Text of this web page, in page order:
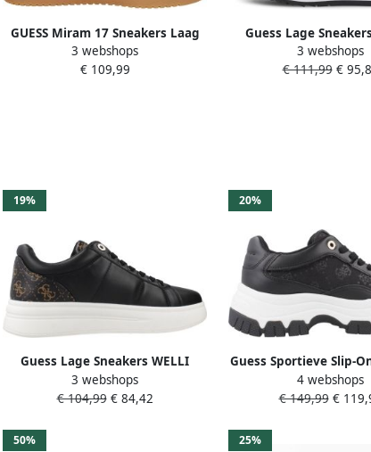
GUESS Miram 17 Sneakers Laag
Zwart
3 webshops
€ 109,99
Guess Lage
FLPEAG FAL12
3 webshops
€ 111,99€
19%
Guess Lage Sneakers WELLI
FLFWLL PEL12
3 webshops
€ 104,99€ 84,42
20%
Guess Sportieve Slip-
met Veters
4 webshops
€ 149,99€
50% 25%